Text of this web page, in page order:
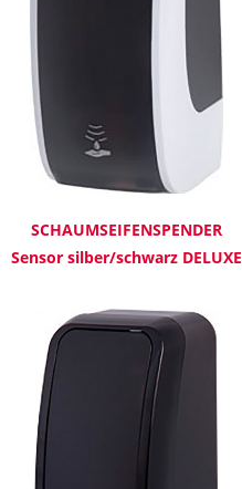
SCHAUMSEIFENSPENDER
Sensor silber/schwarz DELUXE